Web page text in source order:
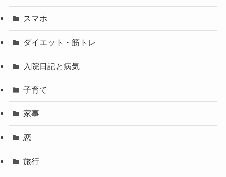
スマホ
ダイエット・筋トレ
入院日記と病気
子育て
家事
恋
旅行